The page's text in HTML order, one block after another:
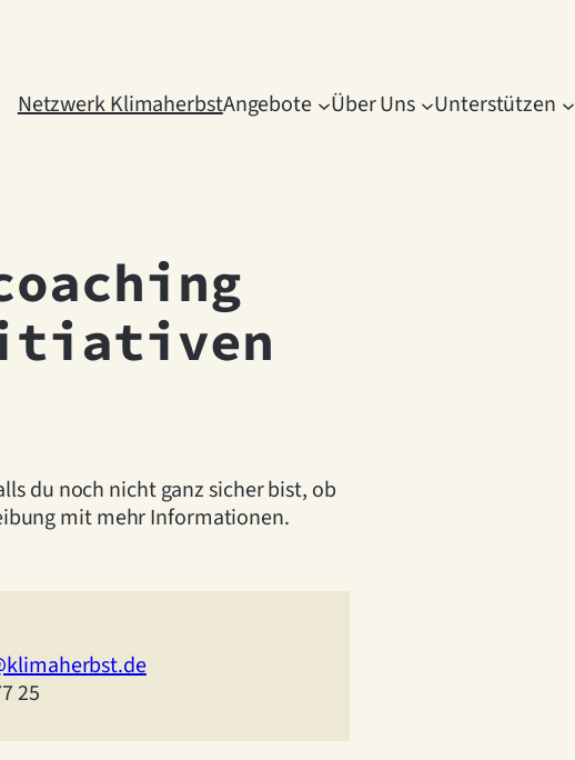
Netzwerk KlimaherbstAngebote Über Uns Unterstützen
du noch nicht ganz sicher bist, ob
mit mehr Informationen.
25